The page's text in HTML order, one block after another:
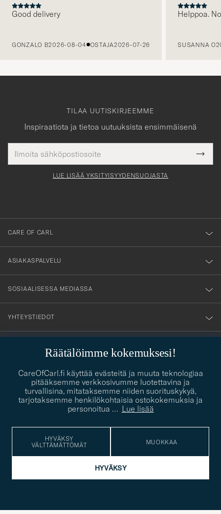
Good delivery
GONZALO B2026-08-04 OSTAJA2026-07-26
Helppoa.
SUSANNA O
Räätälöimme kokemuksesi!
CareOfCarl.fi käyttää evästeitä ja muuta teknologiaa
pitääksemme verkkosivumme luotettavina ja
turvallisina, mitataksemme niiden suorituskykyä,
tarjotaksemme henkilökohtaisia ostokokemuksia ja
personoitua … Lue lisää
HYVÄKSY
VÄLTTÄMÄTTÖMÄT
MUOKKAA
HYVÄKSY
TILAA UUTISKIRJEEMME
Inspiraatiota ja tietoa uutuuksista ensimmäisenä
tieto
Tack
för
dig
till
vårt
nyhetsbrev!
LUE LISÄÄ YKSITYISYYDENSUOJASTA
CARE OF CARL
ASIAKASPALVELU
SOSIAALISESSA MEDIASSA
YHTEYSTIEDOT
contact@careofcarl.com
PUKEUTUMISNEUVONTA
Kaipaatko apua oman tyylisi löytämiseen? Me autamme sinua
mielellämme!
PUKEUTUMISNEUVONTA
© Care of Carl 2026